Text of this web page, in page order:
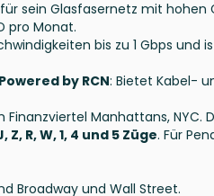
sein Glasfasernetz mit hohen
pro Monat.
bis zu 1 Gbps
by RCN: Bietet Kabel-
Finanzviertel Manhattans,
Z, R, W, 1, 4 und 5 Züge. Für
Broadway und Wall Street.